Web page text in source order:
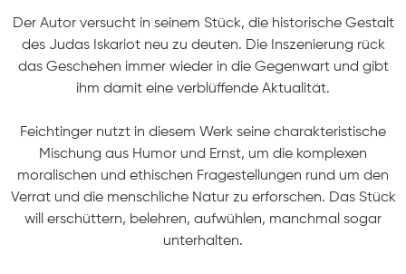
Der Autor versucht in seinem Stück, die historische Gestalt
des Judas Iskariot neu zu deuten. Die Inszenierung rück
das Geschehen immer wieder in die Gegenwart und gibt
ihm damit eine verblüffende Aktualität.
Feichtinger nutzt in diesem Werk seine charakteristische
Mischung aus Humor und Ernst, um die komplexen
moralischen und ethischen Fragestellungen rund um den
Verrat und die menschliche Natur zu erforschen. Das Stück
will erschüttern, belehren, aufwühlen, manchmal sogar
unterhalten.